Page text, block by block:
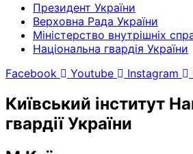
Президент України
Верховна Рада України
Міністерство внутрішніх
Національна гвардія України
Facebook
Youtube Instagram
Київський інститут
гвардії України